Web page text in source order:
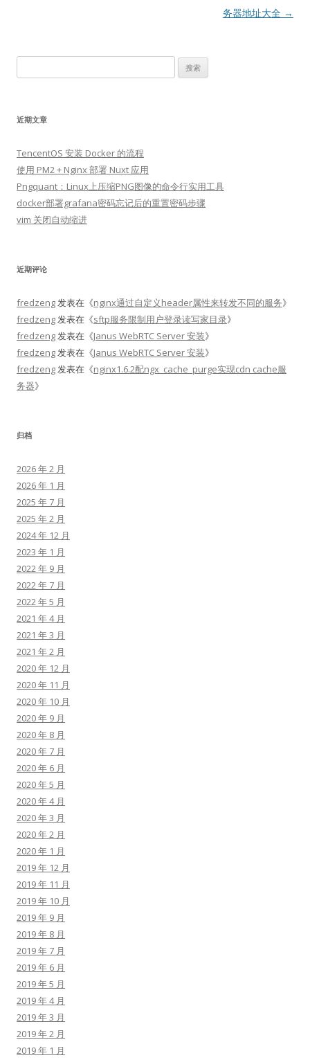
务器地址大全 →
索：
近期文章
TencentOS 安装 Docker 的流程
使用 PM2 + Nginx 部署 Nuxt 应用
Pngquant：Linux上压缩PNG图像的命令行实用工具
docker部署grafana密码忘记后的重置密码步骤
vim 关闭自动缩进
近期评论
fredzeng发表在《nginx通过自定义header属性来转发不同的服务》
fredzeng发表在《sftp服务限制用户登录读写家目录》
fredzeng发表在《Janus WebRTC Server 安装》
fredzeng发表在《Janus WebRTC Server 安装》
fredzeng发表在《nginx1.6.2配ngx_cache_purge实现cdn cache服
务器》
归档
2026 年 2 月
2026 年 1 月
2025 年 7 月
2025 年 2 月
2024 年 12 月
2023 年 1 月
2022 年 9 月
2022 年 7 月
2022 年 5 月
2021 年 4 月
2021 年 3 月
2021 年 2 月
2020 年 12 月
2020 年 11 月
2020 年 10 月
2020 年 9 月
2020 年 8 月
2020 年 7 月
2020 年 6 月
2020 年 5 月
2020 年 4 月
2020 年 3 月
2020 年 2 月
2020 年 1 月
2019 年 12 月
2019 年 11 月
2019 年 10 月
2019 年 9 月
2019 年 8 月
2019 年 7 月
2019 年 6 月
2019 年 5 月
2019 年 4 月
2019 年 3 月
2019 年 2 月
2019 年 1 月